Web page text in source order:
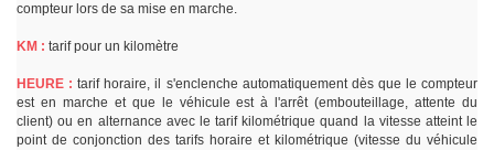
compteur lors de sa mise en marche.
KM : tarif pour un kilomètre
HEURE : tarif horaire, il s'enclenche automatiquement dès que le compteur
est en marche et que le véhicule est à l'arrêt (embouteillage, attente du
client) ou en alternance avec le tarif kilométrique quand la vitesse atteint le
point de conjonction des tarifs horaire et kilométrique (vitesse du véhicule